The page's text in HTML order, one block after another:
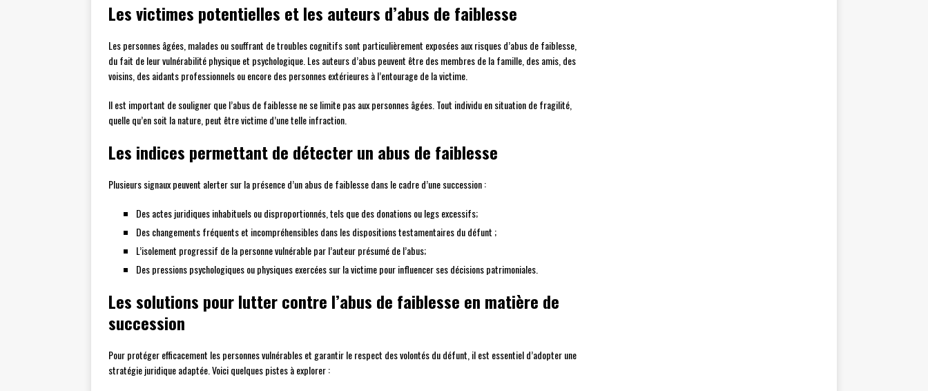
Les victimes potentielles et les auteurs d’abus de faiblesse
Les personnes âgées, malades ou souffrant de troubles cognitifs sont particulièrement exposées aux risques d’abus de faiblesse,
du fait de leur vulnérabilité physique et psychologique. Les auteurs d’abus peuvent être des membres de la famille, des amis, des
voisins, des aidants professionnels ou encore des personnes extérieures à l’entourage de la victime.
Il est important de souligner que l’abus de faiblesse ne se limite pas aux personnes âgées. Tout individu en situation de fragilité,
quelle qu’en soit la nature, peut être victime d’une telle infraction.
Les indices permettant de détecter un abus de faiblesse
Plusieurs signaux peuvent alerter sur la présence d’un abus de faiblesse dans le cadre d’une succession :
Des actes juridiques inhabituels ou disproportionnés, tels que des donations ou legs excessifs;
Des changements fréquents et incompréhensibles dans les dispositions testamentaires du défunt ;
L’isolement progressif de la personne vulnérable par l’auteur présumé de l’abus;
Des pressions psychologiques ou physiques exercées sur la victime pour influencer ses décisions patrimoniales.
Les solutions pour lutter contre l’abus de faiblesse en matière de
succession
Pour protéger efficacement les personnes vulnérables et garantir le respect des volontés du défunt, il est essentiel d’adopter une
stratégie juridique adaptée. Voici quelques pistes à explorer :